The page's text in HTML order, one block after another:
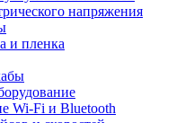
напряжения
и пленка
Wi-Fi и Bluetooth